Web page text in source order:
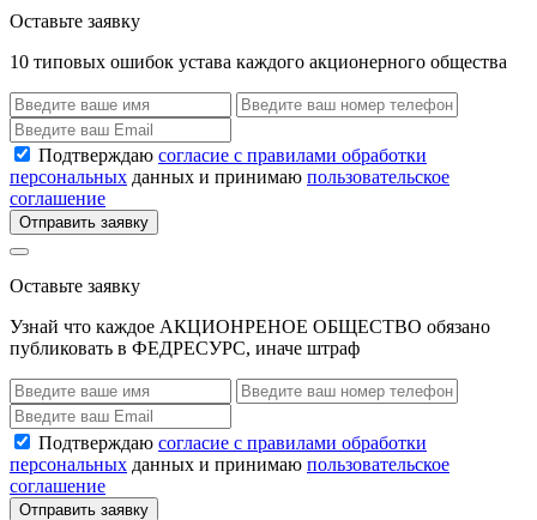
Оставьте заявку
10 типовых ошибок устава каждого акционерного общества
Подтверждаю согласие с правилами обработки
персональных данных и принимаю пользовательское
соглашение
Отправить заявку
Оставьте заявку
Узнай что каждое АКЦИОНРЕНОЕ ОБЩЕСТВО обязано
публиковать в ФЕДРЕСУРС, иначе штраф
Подтверждаю согласие с правилами обработки
персональных данных и принимаю пользовательское
соглашение
Отправить заявку